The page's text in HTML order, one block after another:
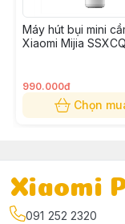
Máy hút bụi mini
Xiaomi Mijia
990.000đ
Chọn
Xiaomi
091 252 2320